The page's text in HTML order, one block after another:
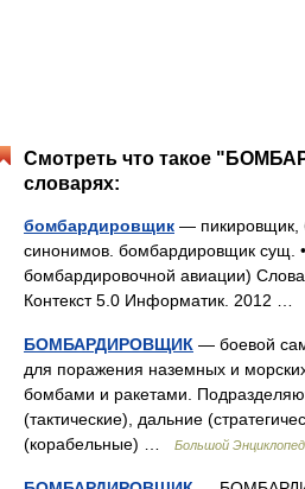
Смотреть что такое
словарях:
бомбардировщик — пикировщик,
синонимов. бомбардировщик сущ.
бомбардировочной авиации)
Контекст 5.0 Информатик. 2012 …
БОМБАРДИРОВЩИК — боевой
для поражения наземных и
бомбами и ракетами.
(тактические), дальние
(корабельные) …
Большой